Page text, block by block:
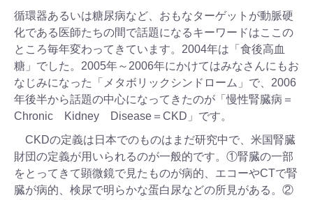
循環器あるいは糖尿病など、おもなターゲットが動脈硬
化である医師たちの間で話題になるキーワードはここの
ところ毎年変わってきています。2004年は「食後高血
糖」でした。2005年～2006年にかけてはみなさんにもお
なじみになった「メタボリックシンドローム」で、2006
年後半から話題の中心になってきたのが「慢性腎臓病＝
Chronic Kidney Disease＝CKD」です。
CKDの定義は日本でのものはまだ研究中で、米国腎臓
財団の定義が用いられるのが一般的です。①腎臓の一部
をとってきて顕微鏡で見たものが病的、エコーやCTで腎
臓が病的、検尿で明らかな蛋白尿などの所見がある。②